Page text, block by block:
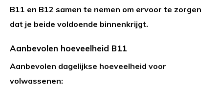
B11 en B12 samen te nemen om ervoor te zorgen
dat je beide voldoende binnenkrijgt.
Aanbevolen hoeveelheid B11
Aanbevolen dagelijkse hoeveelheid voor
volwassenen: